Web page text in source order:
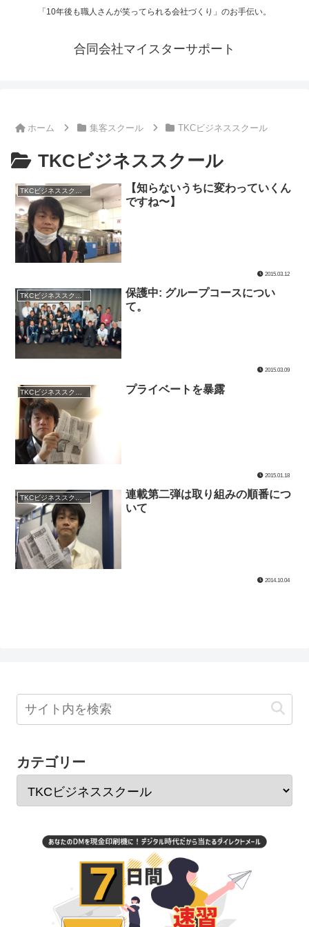
「10年後も職人さんが笑ってられる会社づくり」のお手伝い。
合同会社マイスターサポート
ホーム 集客スクール TKCビジネススクール
TKCビジネススクール
【知らないうちに変わっていくん
ですね〜】
2015.03.12
TKCビジネススクール
保護中: グループコースについ
て。
2015.03.09
TKCビジネススクール プライベートを暴露
2015.01.18
連載第二弾は取り組みの順番につ
いて
2014.10.04
カテゴリー